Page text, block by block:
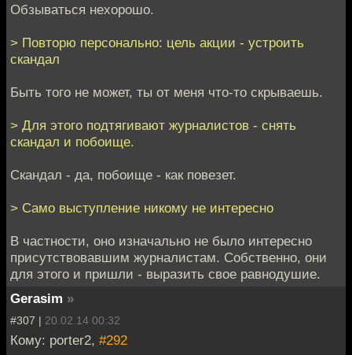
Обзываться нехорошо.
> Повторю персонально: цель акции - устроить
скандал
Быть того не может, ты от меня что-то скрываешь.
> Для этого подтягивают журналистов - снять
скандал и побоище.
Скандал - да, побоище - как повезет.
> Само выступление никому не интересно
В частности, оно изначально не было интересно
присутствовавшим журналистам. Собственно, они
для этого и пришли - выразить свое равнодушие.
Gerasim »
#307 | 20.02.14 00:32
Кому: porter2, #292